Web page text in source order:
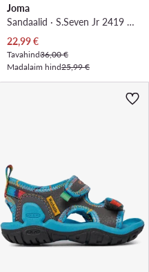
Joma
Sandaalid · S.Seven Jr 2419 SSEVJS2419V · Roosa
Praegune hind
22,99€
Tavahind36,00 €
Madalaim hind25,99 €